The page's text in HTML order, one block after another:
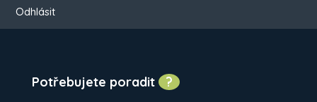
Odhlásit
Potřebujete poradit ?